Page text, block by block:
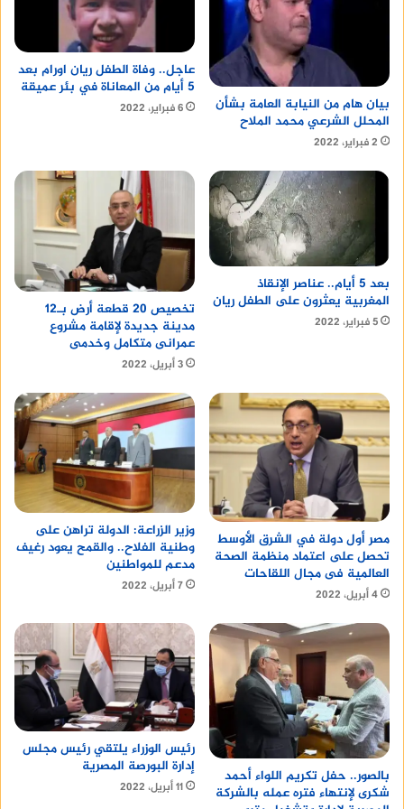
أبرز خطوط سير شركة الصعيد للنقل
والسياحة
ينشر ابرز خطوط سير شركه الصعيد للنقل والسياحة
وهي:
القاهرة – الإسكندرية
القاهرة – أسوان
القاهرة – الأقصر
القاهرة – مرسى مطروح
القاهرة – شرم الشيخ
القاهرة – الغردقة
القاهرة – الساحل الشمالي
القاهرة – سيناء
القاهرة – الوجه القبلي
العديد من الخطوط الأخرى داخل مصر
خدمات شركة الصعيد للنقل
والسياحة
بيان هام من النيابة العامة بشأن
المحلل الشرعي محمد الملاح
2 فبراير، 2022
عاجل.. وفاة الطفل ريان اورام بعد
5 أيام من المعاناة في بئر عميقة
6 فبراير، 2022
بعد 5 أيام.. عناصر الإنقاذ
المغربية يعثرون على الطفل ريان
5 فبراير، 2022
تخصيص 20 قطعة أرض بـ12
مدينة جديدة لإقامة مشروع
عمرانى متكامل وخدمى
3 أبريل، 2022
مصر أول دولة في الشرق الأوسط
تحصل على اعتماد منظمة الصحة
العالمية فى مجال اللقاحات
4 أبريل، 2022
وزير الزراعة: الدولة تراهن على
وطنية الفلاح.. والقمح يعود رغيف
مدعم للمواطنين
7 أبريل، 2022
بالصور.. حفل تكريم اللواء أحمد
شكرى لإنتهاء فتره عمله بالشركة
رئيس الوزراء يلتقي رئيس مجلس
إدارة البورصة المصرية
11 أبريل، 2022